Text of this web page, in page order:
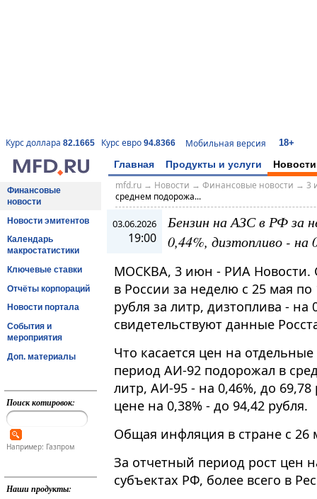
Курс доллара 82.1665 Курс евро 94.8366 Мобильная версия 18+
Главная Продукты и услуги Новости
Финансовые
новости
Новости эмитентов
Календарь
макростатистики
Ключевые ставки
Отчёты корпораций
Новости портала
События и
мероприятия
Доп. материалы
Поиск котировок:
Например: Газпром
Наши продукты:
mfd.ru→ Новости → Финансовые новости → 3
среднем подорожа...
03.06.2026
19:00
Бензин на АЗС в РФ за
0,44%, дизтопливо -
МОСКВА, 3 июн - РИА Новости.
в России за неделю с 25 мая
рубля за литр, дизтоплива - на
свидетельствуют данные
Что касается цен на
период АИ-92 подорожал в
литр, АИ-95 - на 0,46%, до
цене на 0,38% - до 94,42 рубля.
Общая инфляция в стране с 26
За отчетный период рост цен
субъектах РФ, более всего в